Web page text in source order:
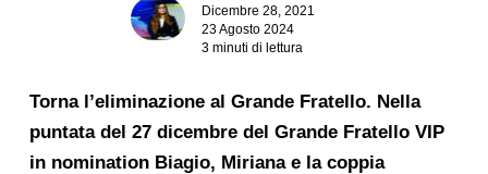
Dicembre 28, 2021
23 Agosto 2024
3 minuti di lettura
Torna l’eliminazione al Grande Fratello. Nella
puntata del 27 dicembre del Grande Fratello VIP
in nomination Biagio, Miriana e la coppia